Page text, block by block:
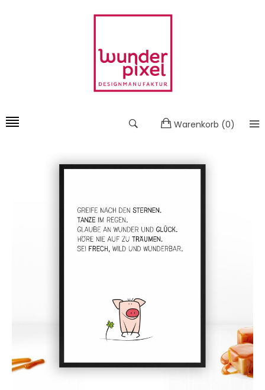
Warenkorb (0)